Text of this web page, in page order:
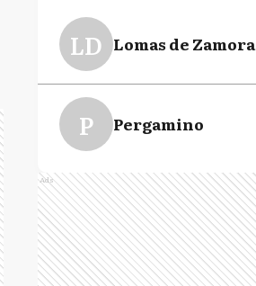
LD Lomas de Zamora
P Pergamino
Ads